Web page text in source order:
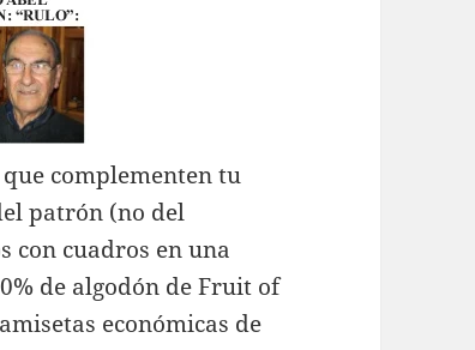
complementen tu
patrón (no del
con cuadros en una
de algodón de Fruit of
económicas de